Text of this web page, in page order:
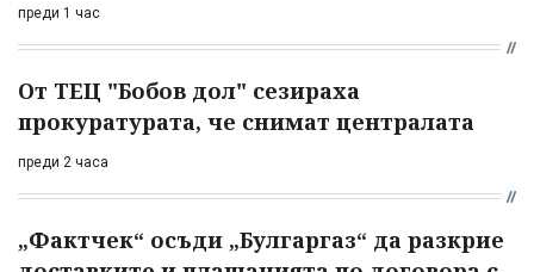
преди 1 час
От ТЕЦ "Бобов дол" сезираха
прокуратурата, че снимат централата
преди 2 часа
„Фактчек“ осъди „Булгаргаз“ да разкрие